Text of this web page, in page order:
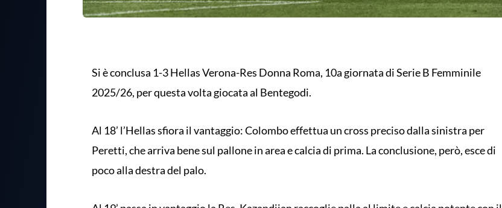
Si è conclusa 1-3 Hellas Verona-Res Donna Roma, 10a giornata di Serie B Femminile
2025/26, per questa volta giocata al Bentegodi.
Al 18’ l’Hellas sfiora il vantaggio: Colombo effettua un cross preciso dalla sinistra per
Peretti, che arriva bene sul pallone in area e calcia di prima. La conclusione, però, esce di
poco alla destra del palo.